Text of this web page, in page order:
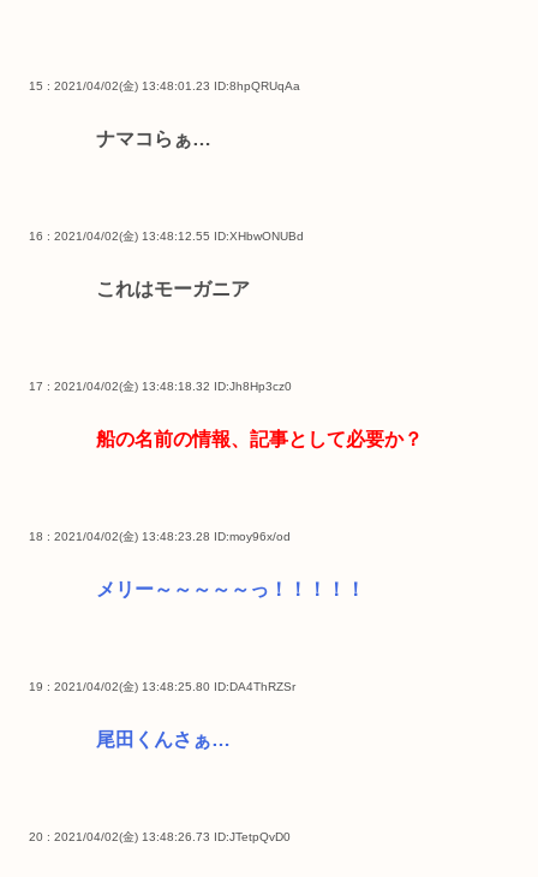
15 : 2021/04/02(金) 13:48:01.23 ID:8hpQRUqAa
ナマコらぁ…
16 : 2021/04/02(金) 13:48:12.55 ID:XHbwONUBd
これはモーガニア
17 : 2021/04/02(金) 13:48:18.32 ID:Jh8Hp3cz0
船の名前の情報、記事として必要か？
18 : 2021/04/02(金) 13:48:23.28 ID:moy96x/od
メリー～～～～～っ！！！！！
19 : 2021/04/02(金) 13:48:25.80 ID:DA4ThRZSr
尾田くんさぁ…
20 : 2021/04/02(金) 13:48:26.73 ID:JTetpQvD0